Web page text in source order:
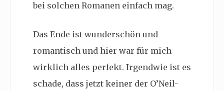
bei solchen Romanen einfach mag.
Das Ende ist wunderschön und
romantisch und hier war für mich
wirklich alles perfekt. Irgendwie ist es
schade, dass jetzt keiner der O’Neil-